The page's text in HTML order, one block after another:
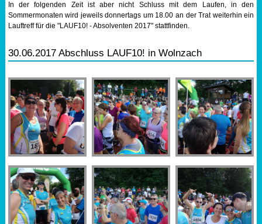
In der folgenden Zeit ist aber nicht Schluss mit dem Laufen, in den
Sommermonaten wird jeweils donnertags um 18.00 an der Trat weiterhin ein
Lauftreff für die "LAUF10! - Absolventen 2017" stattfinden.
30.06.2017 Abschluss LAUF10! in Wolnzach